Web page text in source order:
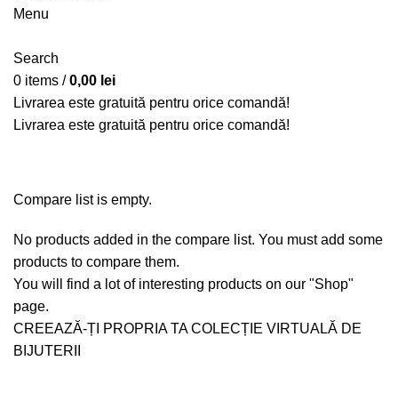
Menu
Search
0 items / 0,00 lei
Livrarea este gratuită pentru orice comandă!
Livrarea este gratuită pentru orice comandă!
Compare list is empty.
No products added in the compare list. You must add some
products to compare them.
You will find a lot of interesting products on our "Shop"
page.
CREEAZĂ-ȚI PROPRIA TA COLECȚIE VIRTUALĂ DE
BIJUTERII